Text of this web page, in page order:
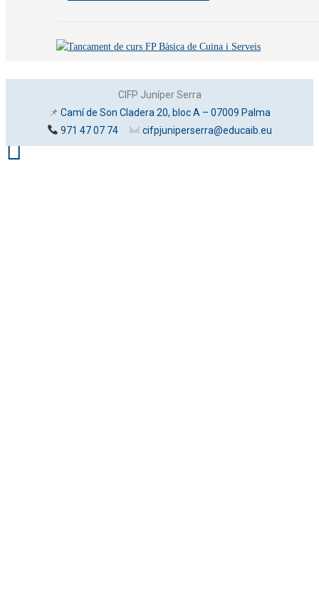
CIFP Juníper Serra
📌 Camí de Son Cladera 20, bloc A – 07009 Palma
971 47 07 74
cifpjuniperserra@educaib.eu